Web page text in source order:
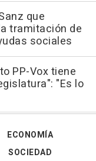
que
tramitación de
sociales
PP-Vox tiene
"Es lo
ECONOMÍA
SOCIEDAD